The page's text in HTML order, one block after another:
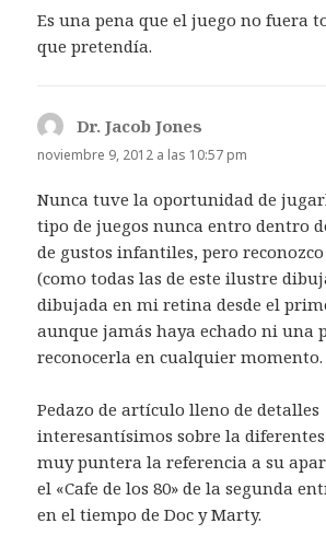
Es una pena que el juego no fuera
que pretendía.
Dr. Jacob Jones
noviembre 9, 2012 a las 10:57 pm
Nunca tuve la oportunidad de
tipo de juegos nunca entro dentro
de gustos infantiles, pero
(como todas las de este ilustre
dibujada en mi retina desde el
aunque jamás haya echado ni una
reconocerla en cualquier momento.
Pedazo de artículo lleno de detalles
interesantísimos sobre la
muy puntera la referencia a su
el «Cafe de los 80» de la segunda
en el tiempo de Doc y Marty.